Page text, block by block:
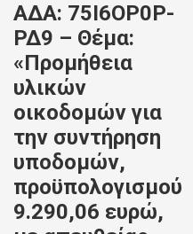
ΑΔΑ: 75Ι6ΟΡ0Ρ-
ΡΔ9 – Θέμα:
«Προμήθεια
υλικών
οικοδομών για
την συντήρηση
υποδομών,
προϋπολογισμού
9.290,06 ευρώ,